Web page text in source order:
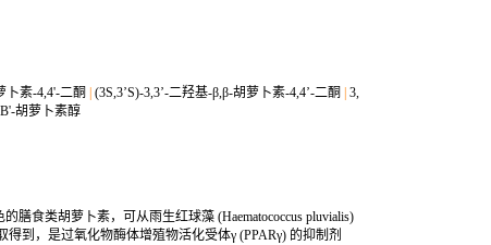
卜素-4,4'-二酮 (3S,3’S)-3,3’-二羟基-β,β-胡萝卜素-4,4’-二酮
3,
胡萝卜素醇
的膳食类胡萝卜素，可从雨生红球藻 (Haematococcus pluvialis)
得到，是过氧化物酶体增殖物活化受体γ (PPARγ) 的抑制剂